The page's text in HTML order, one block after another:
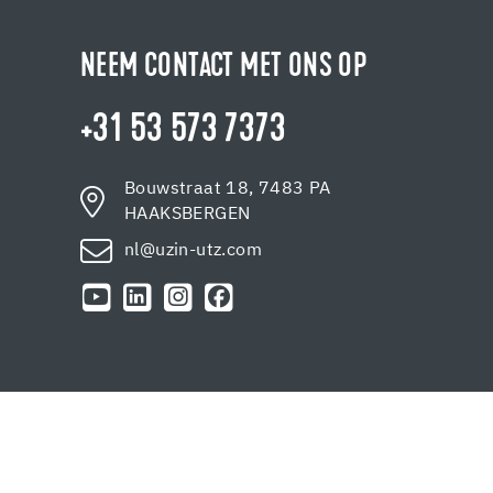
NEEM CONTACT MET ONS OP
+31 53 573 7373
Bouwstraat 18, 7483 PA
HAAKSBERGEN
nl@uzin-utz.com